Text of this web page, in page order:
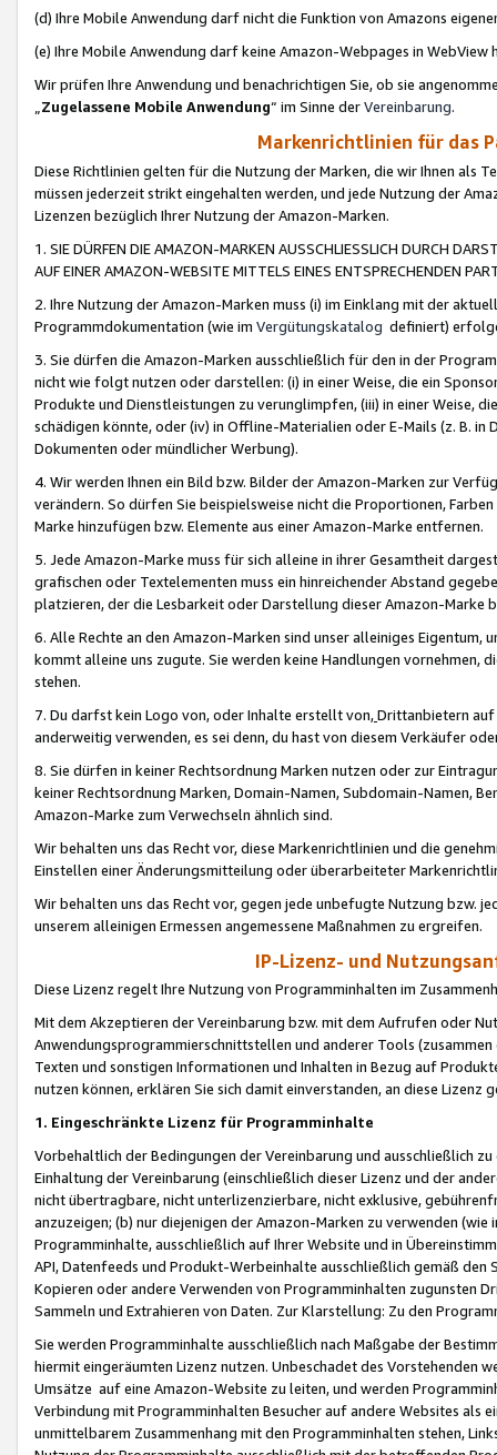
(d) Ihre Mobile Anwendung darf nicht die Funktion von Amazons
(e) Ihre Mobile Anwendung darf keine Amazon-Webpages in WebView
Wir prüfen Ihre Anwendung und benachrichtigen Sie, ob sie
„Zugelassene Mobile Anwendung“ im Sinne derVereinbarung.
Markenrichtlinien für das
Diese Richtlinien gelten für die Nutzung der Marken, die wir Ihnen als
müssen jederzeit strikt eingehalten werden, und jede Nutzung der
Lizenzen bezüglich Ihrer Nutzung der Amazon-Marken.
1. SIE DÜRFEN DIE AMAZON-MARKEN AUSSCHLIESSLICH DURCH
AUF EINER AMAZON-WEBSITE MITTELS EINES ENTSPRECHENDEN
2. Ihre Nutzung der Amazon-Marken muss (i) im Einklang mit der
Programmdokumentation (wie im Vergütungskatalog definiert)
3. Sie dürfen die Amazon-Marken ausschließlich für den in der
nicht wie folgt nutzen oder darstellen: (i) in einer Weise, die ein
Produkte und Dienstleistungen zu verunglimpfen, (iii) in einer Weise,
schädigen könnte, oder (iv) in Offline-Materialien oder E-Mails (z. B. in
Dokumenten oder mündlicher Werbung).
4. Wir werden Ihnen ein Bild bzw. Bilder der Amazon-Marken zur
verändern. So dürfen Sie beispielsweise nicht die Proportionen,
Marke hinzufügen bzw. Elemente aus einer Amazon-Marke entfernen.
5. Jede Amazon-Marke muss für sich alleine in ihrer Gesamtheit
grafischen oder Textelementen muss ein hinreichender Abstand
platzieren, der die Lesbarkeit oder Darstellung dieser Amazon-Marke
6. Alle Rechte an den Amazon-Marken sind unser alleiniges
kommt alleine uns zugute. Sie werden keine Handlungen vornehmen,
stehen.
7. Du darfst kein Logo von, oder Inhalte erstellt von,Drittanbietern auf
anderweitig verwenden, es sei denn, du hast von diesem Verkäufer
8. Sie dürfen in keiner Rechtsordnung Marken nutzen oder zur
keiner Rechtsordnung Marken, Domain-Namen, Subdomain-Namen,
Amazon-Marke zum Verwechseln ähnlich sind.
Wir behalten uns das Recht vor, diese Markenrichtlinien und die
Einstellen einer Änderungsmitteilung oder überarbeiteter
Wir behalten uns das Recht vor, gegen jede unbefugte Nutzung bzw.
unserem alleinigen Ermessen angemessene Maßnahmen zu ergreifen.
IP-Lizenz- und
Diese Lizenz regelt Ihre Nutzung von Programminhalten im
Mit dem Akzeptieren der Vereinbarung bzw. mit dem Aufrufen oder
Anwendungsprogrammierschnittstellen und anderer Tools (zusammen
Texten und sonstigen Informationen und Inhalten in Bezug auf
nutzen können, erklären Sie sich damit einverstanden, an diese Lizenz
1. Eingeschränkte Lizenz für Programminhalte
Vorbehaltlich der Bedingungen der Vereinbarung und ausschließlich
Einhaltung der Vereinbarung (einschließlich dieser Lizenz und der
nicht übertragbare, nicht unterlizenzierbare, nicht exklusive,
anzuzeigen; (b) nur diejenigen der Amazon-Marken zu verwenden
Programminhalte, ausschließlich auf Ihrer Website und in
API, Datenfeeds und Produkt-Werbeinhalte ausschließlich gemäß
Kopieren oder andere Verwenden von Programminhalten zugunsten
Sammeln und Extrahieren von Daten. Zur Klarstellung: Zu den
Sie werden Programminhalte ausschließlich nach Maßgabe der
hiermit eingeräumten Lizenz nutzen. Unbeschadet des Vorstehenden
Umsätze auf eine Amazon-Website zu leiten, und werden
Verbindung mit Programminhalten Besucher auf andere Websites als
unmittelbarem Zusammenhang mit den Programminhalten stehen,